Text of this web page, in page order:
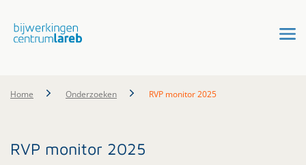
Home Onderzoeken RVP monitor 2025
RVP monitor 2025